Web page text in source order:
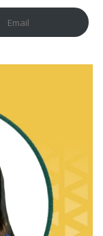
Email